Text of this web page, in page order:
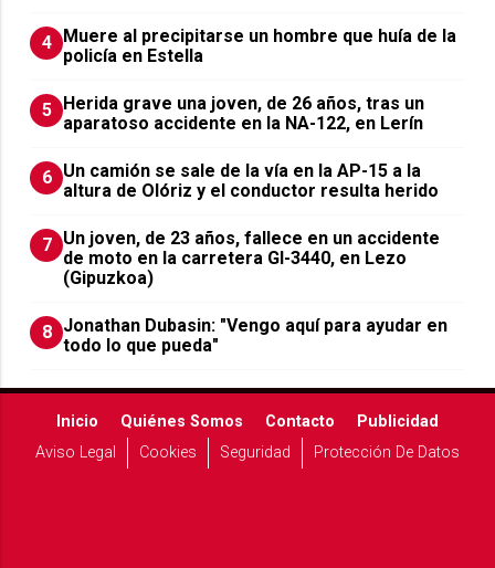
4 Muere al precipitarse un hombre que huía de la
policía en Estella
5 Herida grave una joven, de 26 años, tras un
aparatoso accidente en la NA-122, en Lerín
6 Un camión se sale de la vía en la AP-15 a la
altura de Olóriz y el conductor resulta herido
7 Un joven, de 23 años, fallece en un accidente
de moto en la carretera GI-3440, en Lezo
(Gipuzkoa)
8 Jonathan Dubasin: "Vengo aquí para ayudar en
todo lo que pueda"
Inicio Quiénes Somos Contacto
Publicidad
Aviso Legal
Cookies Seguridad Protección De Datos